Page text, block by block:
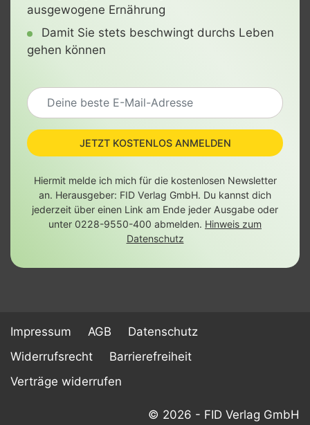
ausgewogene Ernährung
Damit Sie stets beschwingt durchs Leben
gehen können
JETZT KOSTENLOS ANMELDEN
Hiermit melde ich mich für die kostenlosen Newsletter
an. Herausgeber: FID Verlag GmbH. Du kannst dich
jederzeit über einen Link am Ende jeder Ausgabe oder
unter 0228-9550-400 abmelden. Hinweis zum
Datenschutz
Impressum AGB
Datenschutz
Widerrufsrecht
Barrierefreiheit
Verträge widerrufen
© 2026 - FID Verlag GmbH